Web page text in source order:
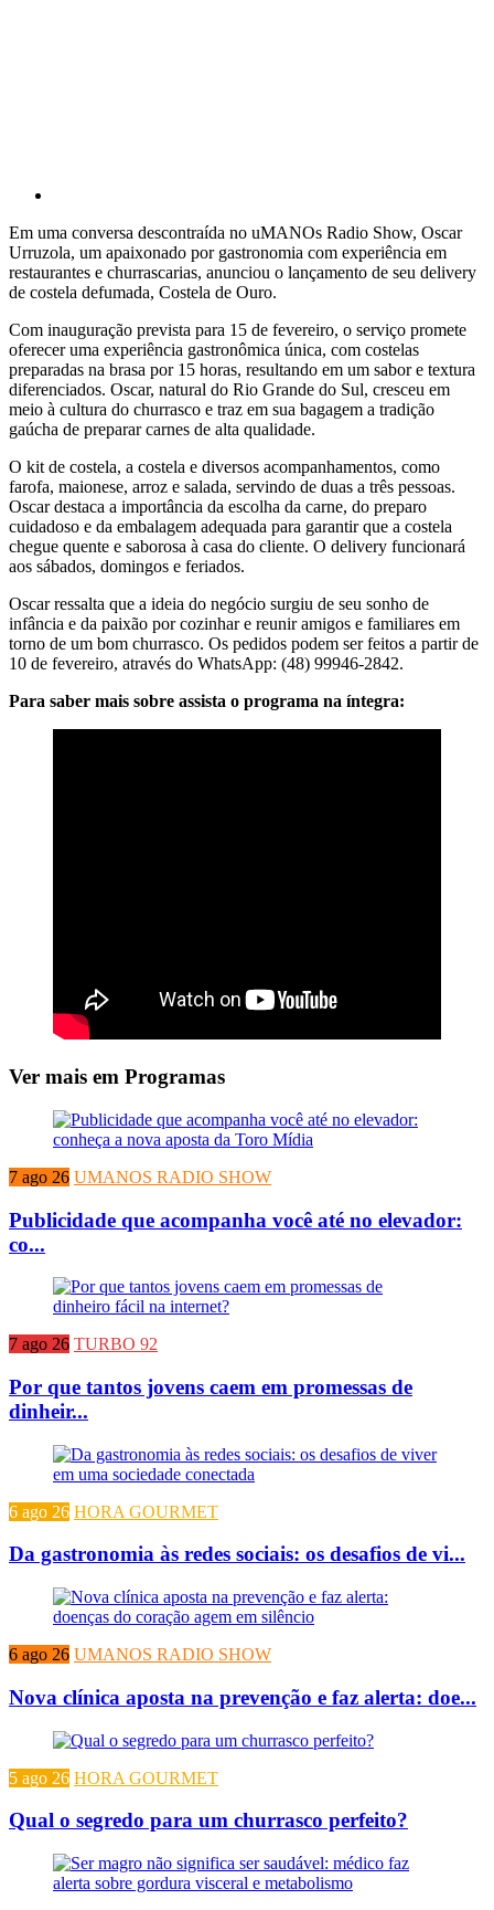
Em uma conversa descontraída no uMANOs Radio Show, Oscar
Urruzola, um apaixonado por gastronomia com experiência em
restaurantes e churrascarias, anunciou o lançamento de seu delivery
de costela defumada, Costela de Ouro.
Com inauguração prevista para 15 de fevereiro, o serviço promete
oferecer uma experiência gastronômica única, com costelas
preparadas na brasa por 15 horas, resultando em um sabor e textura
diferenciados. Oscar, natural do Rio Grande do Sul, cresceu em
meio à cultura do churrasco e traz em sua bagagem a tradição
gaúcha de preparar carnes de alta qualidade.
O kit de costela, a costela e diversos acompanhamentos, como
farofa, maionese, arroz e salada, servindo de duas a três pessoas.
Oscar destaca a importância da escolha da carne, do preparo
cuidadoso e da embalagem adequada para garantir que a costela
chegue quente e saborosa à casa do cliente. O delivery funcionará
aos sábados, domingos e feriados.
Oscar ressalta que a ideia do negócio surgiu de seu sonho de
infância e da paixão por cozinhar e reunir amigos e familiares em
torno de um bom churrasco. Os pedidos podem ser feitos a partir de
10 de fevereiro, através do WhatsApp: (48) 99946-2842.
Para saber mais sobre assista o programa na íntegra:
Ver mais em Programas
7 ago 26 UMANOS RADIO SHOW
Publicidade que acompanha você até no elevador:
co...
7 ago 26 TURBO 92
Por que tantos jovens caem em promessas de
dinheir...
6 ago 26 HORA GOURMET
Da gastronomia às redes sociais: os desafios de vi...
6 ago 26 UMANOS RADIO SHOW
Nova clínica aposta na prevenção e faz alerta: doe...
5 ago 26 HORA GOURMET
Qual o segredo para um churrasco perfeito?